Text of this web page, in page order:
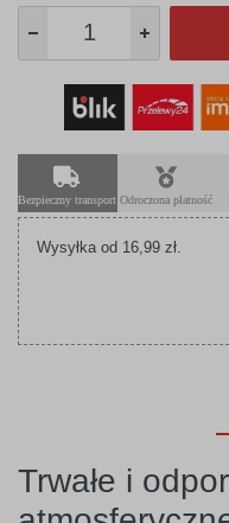
Bezpieczny transport Odroczona płatność
Wysyłka od 16,99 zł.
Trwałe i